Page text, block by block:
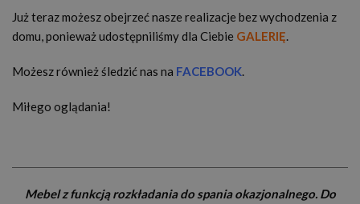
Już teraz możesz obejrzeć nasze realizacje bez wychodzenia z
domu, ponieważ udostępniliśmy dla Ciebie GALERIĘ.
Możesz również śledzić nas na FACEBOOK.
Miłego oglądania!
Mebel z funkcją rozkładania do spania okazjonalnego. Do